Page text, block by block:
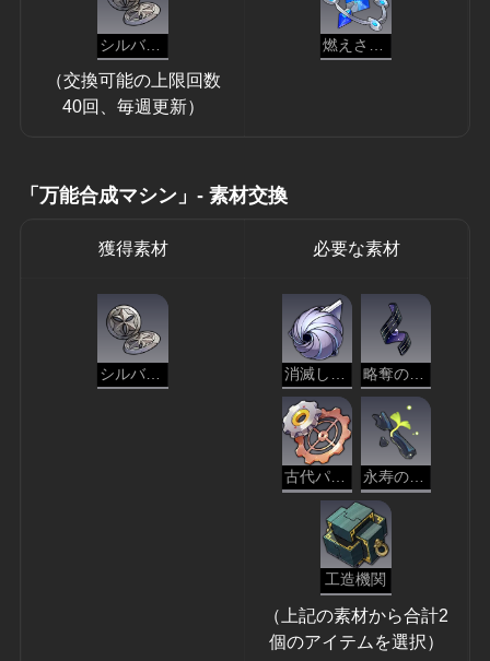
シルバーメインの釦
（交換可能の上限回数
40回、毎週更新）
「万能合成マシン」- 素材交換
獲得素材 必要な素材
シルバーメインの釦
古代パーツ 永寿の萌芽
工造機関
（上記の素材から合計2
個のアイテムを選択）